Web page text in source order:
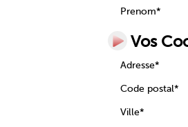
Prenom*
Vos
Adresse*
Code postal*
Ville*